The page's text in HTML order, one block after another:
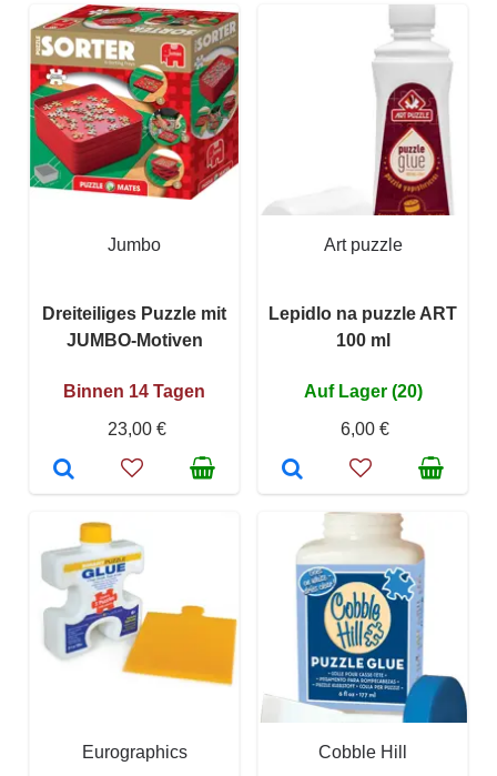
Jumbo
Dreiteiliges Puzzle mit
JUMBO-Motiven
Binnen 14 Tagen
23,00 €
Art puzzle
Lepidlo na puzzle ART
100 ml
Auf Lager (20)
6,00 €
Eurographics Cobble Hill